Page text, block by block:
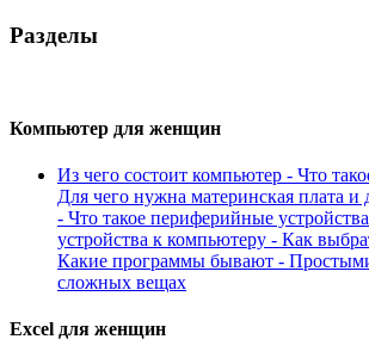
Разделы
Компьютер для женщин
Из чего состоит компьютер - Что
Для чего нужна материнская плата и
- Что такое периферийные
устройства к компьютеру - Как
Какие программы бывают -
сложных вещах
Excel для женщин